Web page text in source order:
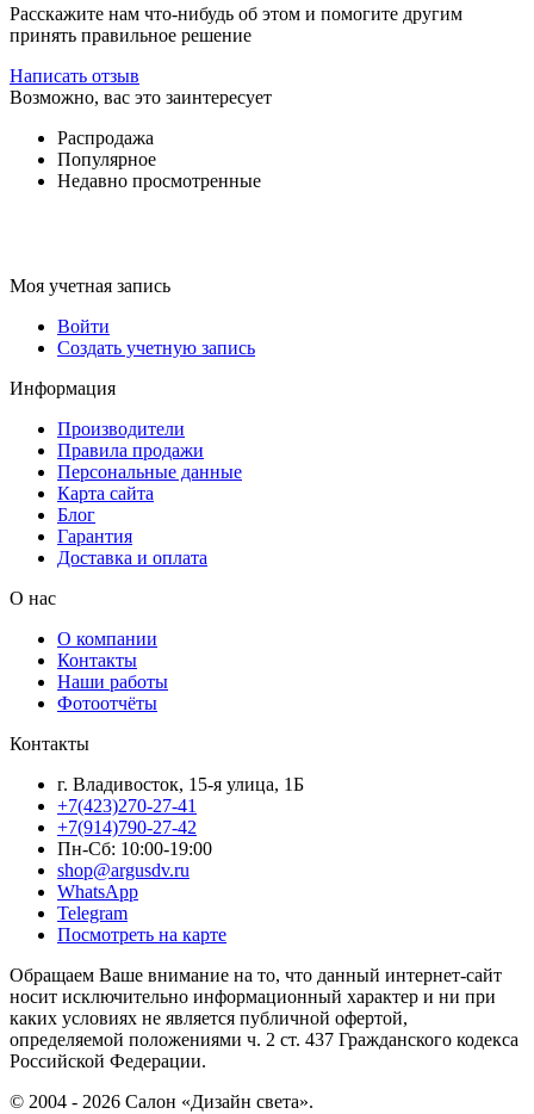
Расскажите нам что-нибудь об этом и помогите другим
принять правильное решение
Написать отзыв
Возможно, вас это заинтересует
Распродажа
Популярное
Недавно просмотренные
Моя учетная запись
Войти
Создать учетную запись
Информация
Производители
Правила продажи
Персональные данные
Карта сайта
Блог
Гарантия
Доставка и оплата
О нас
О компании
Контакты
Наши работы
Фотоотчёты
Контакты
г. Владивосток, 15-я улица, 1Б
+7(423)270-27-41
+7(914)790-27-42
Пн-Сб: 10:00-19:00
shop@argusdv.ru
WhatsApp
Telegram
Посмотреть на карте
Обращаем Ваше внимание на то, что данный интернет-сайт
носит исключительно информационный характер и ни при
каких условиях не является публичной офертой,
определяемой положениями ч. 2 ст. 437 Гражданского кодекса
Российской Федерации.
© 2004 - 2026 Салон «Дизайн света».